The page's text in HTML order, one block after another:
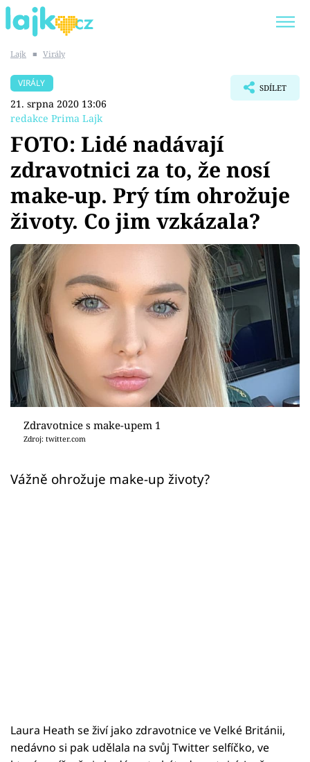
SHOPAHOLICADEL
Témata
Showbyznys
Youtubeři
Virály
Sex a vztahy
Videa
Sledujte prima+
Přihlášení
Sledujte nás
Lajk ■ Virály
VIRÁLY
21. srpna 2020 13:06
redakce Prima Lajk
SDÍLET
FOTO: Lidé nadávají
zdravotnici za to, že nosí
make-up. Prý tím ohrožuje
životy. Co jim vzkázala?
Zdravotnice s make-upem 1
Zdroj: twitter.com
Vážně ohrožuje make-up životy?
Laura Heath se živí jako zdravotnice ve Velké Británii,
nedávno si pak udělala na svůj Twitter selfíčko, ve